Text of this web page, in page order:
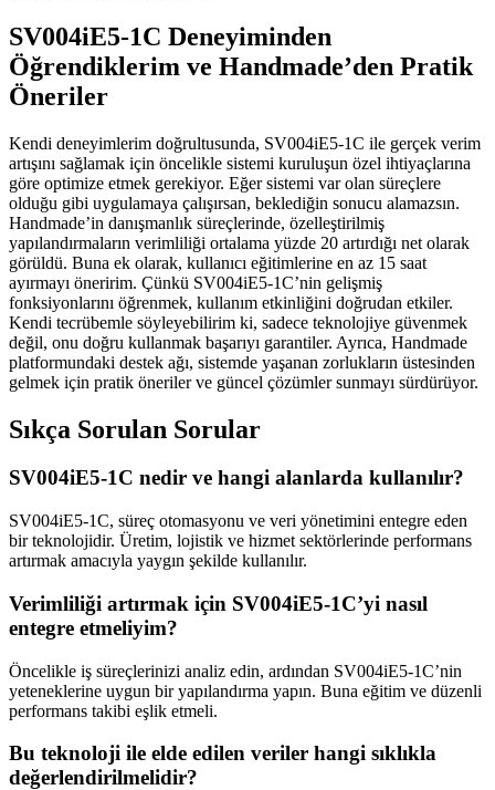
SV004iE5-1C Deneyiminden
Öğrendiklerim ve Handmade’den Pratik
Öneriler
Kendi deneyimlerim doğrultusunda, SV004iE5-1C ile gerçek verim
artışını sağlamak için öncelikle sistemi kuruluşun özel ihtiyaçlarına
göre optimize etmek gerekiyor. Eğer sistemi var olan süreçlere
olduğu gibi uygulamaya çalışırsan, beklediğin sonucu alamazsın.
Handmade’in danışmanlık süreçlerinde, özelleştirilmiş
yapılandırmaların verimliliği ortalama yüzde 20 artırdığı net olarak
görüldü. Buna ek olarak, kullanıcı eğitimlerine en az 15 saat
ayırmayı öneririm. Çünkü SV004iE5-1C’nin gelişmiş
fonksiyonlarını öğrenmek, kullanım etkinliğini doğrudan etkiler.
Kendi tecrübemle söyleyebilirim ki, sadece teknolojiye güvenmek
değil, onu doğru kullanmak başarıyı garantiler. Ayrıca, Handmade
platformundaki destek ağı, sistemde yaşanan zorlukların üstesinden
gelmek için pratik öneriler ve güncel çözümler sunmayı sürdürüyor.
Sıkça Sorulan Sorular
SV004iE5-1C nedir ve hangi alanlarda kullanılır?
SV004iE5-1C, süreç otomasyonu ve veri yönetimini entegre eden
bir teknolojidir. Üretim, lojistik ve hizmet sektörlerinde performans
artırmak amacıyla yaygın şekilde kullanılır.
Verimliliği artırmak için SV004iE5-1C’yi nasıl
entegre etmeliyim?
Öncelikle iş süreçlerinizi analiz edin, ardından SV004iE5-1C’nin
yeteneklerine uygun bir yapılandırma yapın. Buna eğitim ve düzenli
performans takibi eşlik etmeli.
Bu teknoloji ile elde edilen veriler hangi sıklıkla
değerlendirilmelidir?